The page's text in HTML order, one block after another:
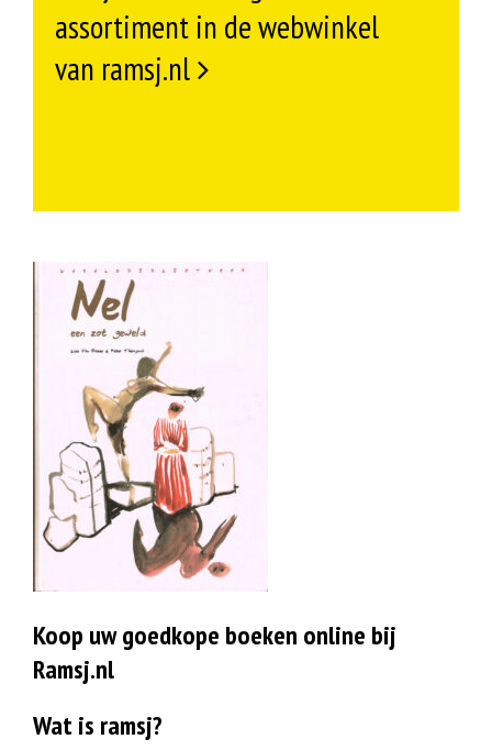
assortiment in de webwinkel
van ramsj.nl
Koop uw goedkope boeken online bij
Ramsj.nl
Wat is ramsj?